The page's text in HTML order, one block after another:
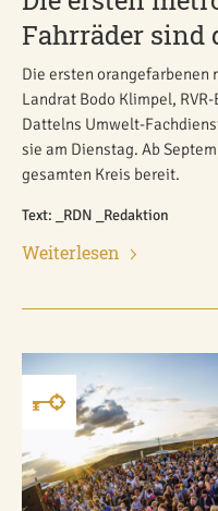
Fahrräder sind
Die ersten orangefarbenen
Landrat Bodo Klimpel,
Dattelns Umwelt-
sie am Dienstag. Ab
gesamten Kreis bereit.
Text: _RDN _Redaktion
Weiterlesen